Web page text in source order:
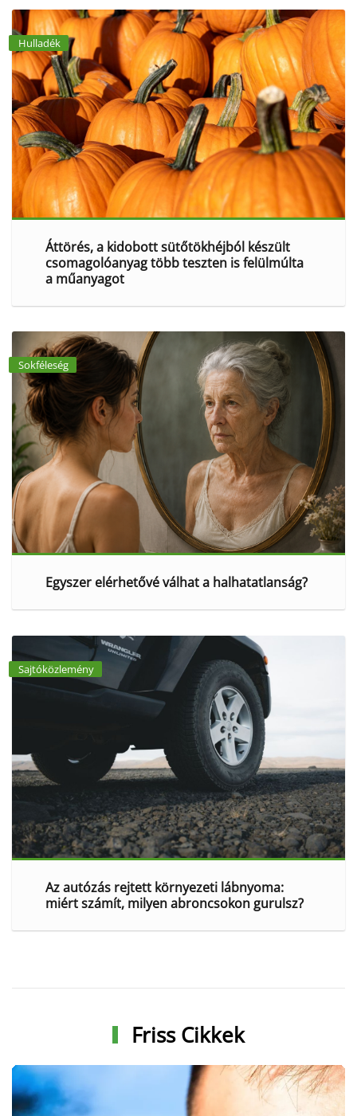
Hulladék
Áttörés, a kidobott sütőtökhéjból készült
csomagolóanyag több teszten is felülmúlta
a műanyagot
Sokféleség
Egyszer elérhetővé válhat a halhatatlanság?
Sajtóközlemény
Az autózás rejtett környezeti lábnyoma:
miért számít, milyen abroncsokon gurulsz?
Friss Cikkek